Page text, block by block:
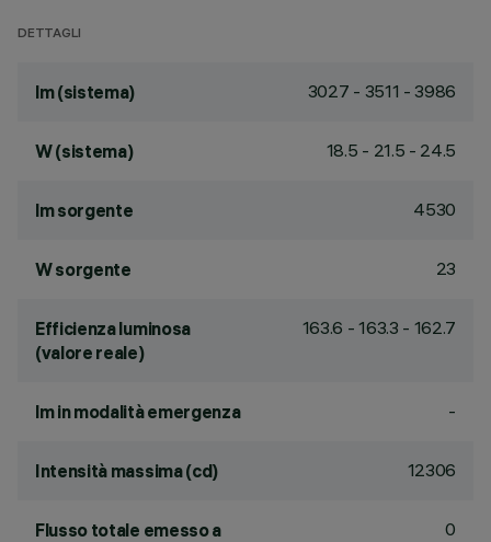
DETTAGLI
lm (sistema) 3027 - 3511 - 3986
W (sistema) 18.5 - 21.5 - 24.5
lm sorgente 4530
W sorgente 23
Efficienza luminosa
(valore reale)
163.6 - 163.3 - 162.7
lm in modalità emergenza -
Intensità massima (cd) 12306
Flusso totale emesso a
0